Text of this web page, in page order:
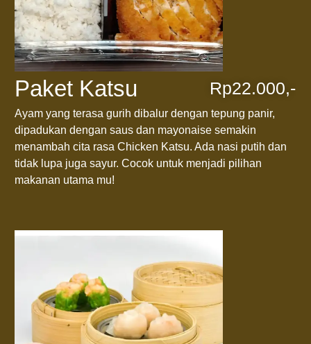
Paket Katsu Rp22.000,-
Ayam yang terasa gurih dibalur dengan tepung panir,
dipadukan dengan saus dan mayonaise semakin
menambah cita rasa Chicken Katsu. Ada nasi putih dan
tidak lupa juga sayur. Cocok untuk menjadi pilihan
makanan utama mu!